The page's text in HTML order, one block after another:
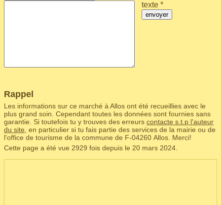
texte *
envoyer
Rappel
Les informations sur ce marché à Allos ont été recueillies avec le
plus grand soin. Cependant toutes les données sont fournies sans
garantie. Si toutefois tu y trouves des erreurs contacte s.t.p l'auteur
du site , en particulier si tu fais partie des services de la mairie ou de
l'office de tourisme de la commune de F‑04260 Allos. Merci!
Cette page a été vue 2929 fois depuis le 20 mars 2024.